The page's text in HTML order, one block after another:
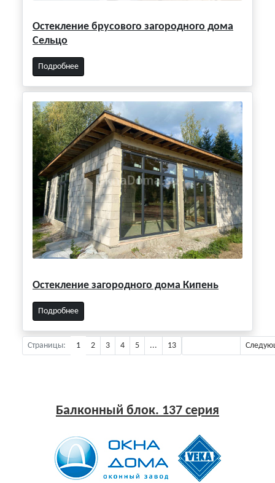
Остекление брусового загородного дома
Сельцо
Подробнее
Остекление загородного дома Кипень
Подробнее
Страницы: 1 2 3 4 5 ... 13
Балконный блок. 137 серия